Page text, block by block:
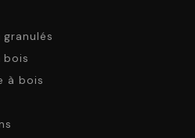
bois
à bois